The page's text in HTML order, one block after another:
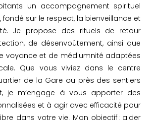
un accompagnement spirituel
fondé sur le respect, la bienveillance et
Je propose des rituels de retour
de désenvoûtement, ainsi que
voyance et de médiumnité adaptées
Que vous viviez dans le centre
de la Gare ou près des sentiers
je m’engage à vous apporter des
et à agir avec efficacité pour
dans votre vie. Mon objectif : aider